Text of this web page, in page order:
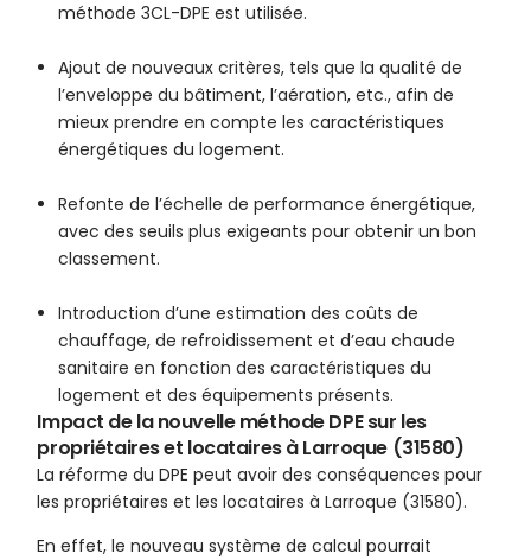
méthode 3CL-DPE est utilisée.
Ajout de nouveaux critères, tels que la qualité de
l’enveloppe du bâtiment, l’aération, etc., afin de
mieux prendre en compte les caractéristiques
énergétiques du logement.
Refonte de l’échelle de performance énergétique,
avec des seuils plus exigeants pour obtenir un bon
classement.
Introduction d’une estimation des coûts de
chauffage, de refroidissement et d’eau chaude
sanitaire en fonction des caractéristiques du
logement et des équipements présents.
Impact de la nouvelle méthode DPE sur les
propriétaires et locataires à Larroque (31580)
La réforme du DPE peut avoir des conséquences pour
les propriétaires et les locataires à Larroque (31580).
En effet, le nouveau système de calcul pourrait